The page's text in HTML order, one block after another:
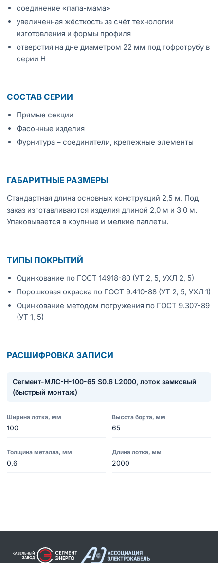
соединение «папа-мама»
увеличенная жёсткость за счёт технологии
изготовления и формы профиля
отверстия на дне диаметром 22 мм под гофротрубу в
серии Н
СОСТАВ СЕРИИ
Прямые секции
Фасонные изделия
Фурнитура – соединители, крепежные элементы
ГАБАРИТНЫЕ РАЗМЕРЫ
Стандартная длина основных конструкций 2,5 м. Под
заказ изготавливаются изделия длиной 2,0 м и 3,0 м.
Упаковывается в крупные и мелкие паллеты.
ТИПЫ ПОКРЫТИЙ
Оцинкование по ГОСТ 14918-80 (УТ 2, 5, УХЛ 2, 5)
Порошковая окраска по ГОСТ 9.410-88 (УТ 2, 5, УХЛ 1)
Оцинкование методом погружения по ГОСТ 9.307-89
(УТ 1, 5)
РАСШИФРОВКА ЗАПИСИ
Сегмент-МЛC-Н-100-65 S0.6 L2000, лоток замковый
(быстрый монтаж)
Ширина лотка, мм
100
Высота борта, мм
65
Толщина металла, мм
0,6
Длина лотка, мм
2000